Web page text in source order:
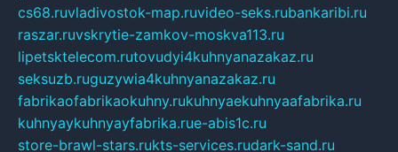
cs68.ruvladivostok-map.ruvideo-seks.rubankaribi.ru
raszar.ruvskrytie-zamkov-moskva113.ru
lipetsktelecom.rutovudyi4kuhnyanazakaz.ru
seksuzb.ruguzywia4kuhnyanazakaz.ru
fabrikaofabrikaokuhny.rukuhnyaekuhnyaafabrika.ru
kuhnyaykuhnyayfabrika.rue-abis1c.ru
store-brawl-stars.rukts-services.rudark-sand.ru